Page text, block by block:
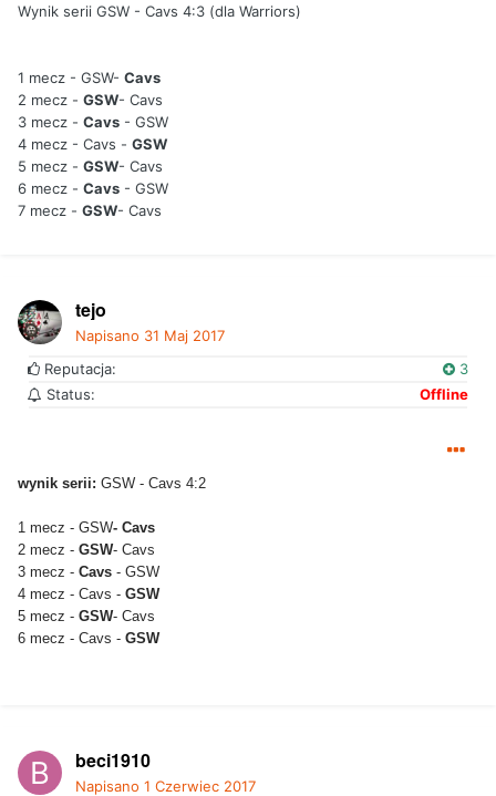
Wynik serii GSW - Cavs 4:3 (dla Warriors)
1 mecz - GSW- Cavs
2 mecz - GSW- Cavs
3 mecz - Cavs - GSW
4 mecz - Cavs - GSW
5 mecz - GSW- Cavs
6 mecz - Cavs - GSW
7 mecz - GSW- Cavs
tejo
Napisano 31 Maj 2017
Reputacja:
3
Status:
Offline
wynik serii: GSW - Cavs 4:2
1 mecz - GSW- Cavs
2 mecz - GSW- Cavs
3 mecz - Cavs - GSW
4 mecz - Cavs - GSW
5 mecz - GSW- Cavs
6 mecz - Cavs - GSW
beci1910
Napisano 1 Czerwiec 2017